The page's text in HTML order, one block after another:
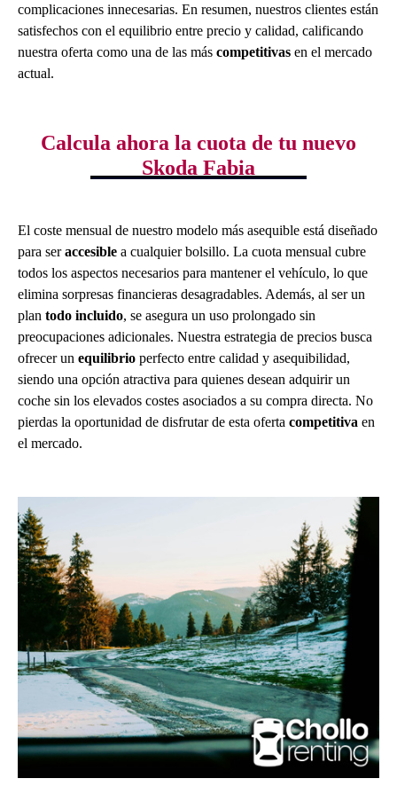
complicaciones innecesarias. En resumen, nuestros clientes están
satisfechos con el equilibrio entre precio y calidad, calificando
nuestra oferta como una de las más competitivas en el mercado
actual.
Calcula ahora la cuota de tu nuevo
Skoda Fabia
El coste mensual de nuestro modelo más asequible está diseñado
para seraccesible a cualquier bolsillo. La cuota mensual cubre
todos los aspectos necesarios para mantener el vehículo, lo que
elimina sorpresas financieras desagradables. Además, al ser un
plan todo incluido, se asegura un uso prolongado sin
preocupaciones adicionales. Nuestra estrategia de precios busca
ofrecer un equilibrio perfecto entre calidad y asequibilidad,
siendo una opción atractiva para quienes desean adquirir un
coche sin los elevados costes asociados a su compra directa. No
pierdas la oportunidad de disfrutar de esta oferta competitiva en
el mercado.